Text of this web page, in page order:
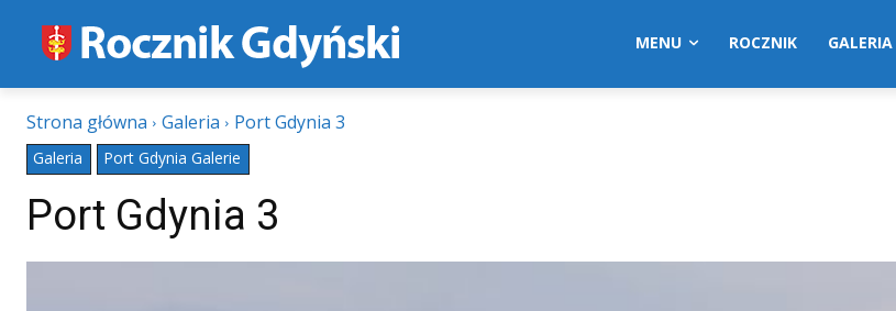
MENU ROCZNIK GALERIA
Strona główna Galeria Port Gdynia 3
Galeria Port Gdynia Galerie
Port Gdynia 3